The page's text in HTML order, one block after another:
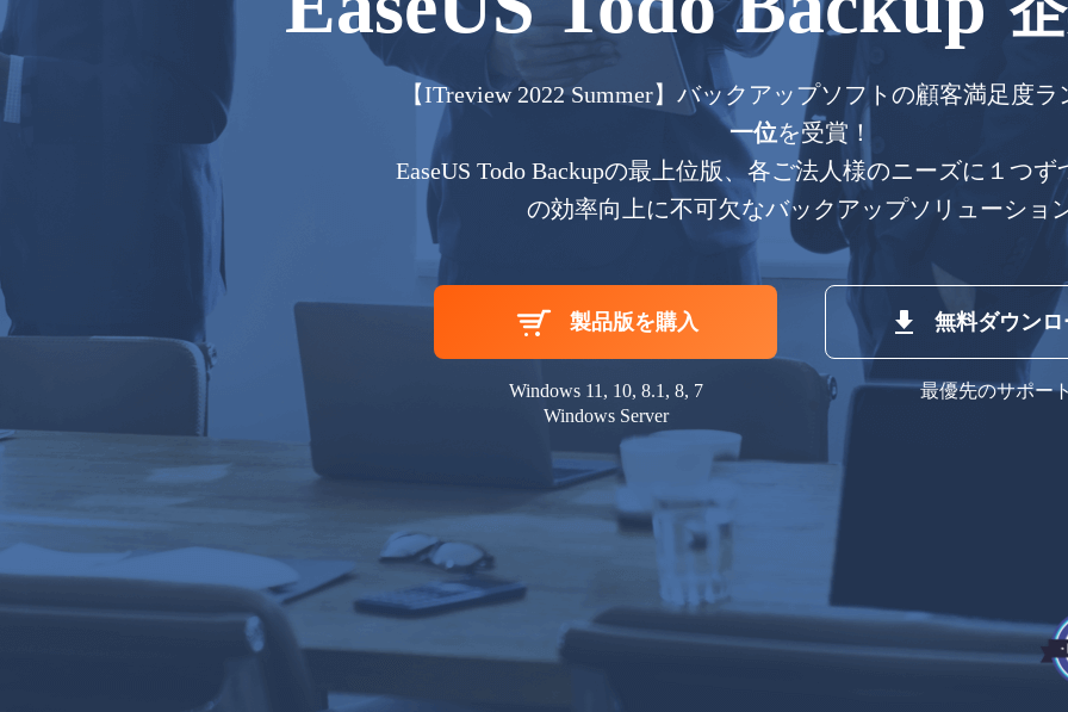
【ITreview 2022 Summer】バックアップソフトの顧客満足度
一位を受賞！
EaseUS Todo Backupの最上位版、各ご法人様のニーズに１つ
の効率向上に不可欠なバックアップソリューショ
製品版を購入
Windows 11, 10, 8.1, 8, 7
Windows Server
無料ダウンロ
最優先のサポー